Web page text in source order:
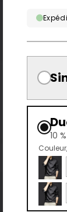
10
Couleur